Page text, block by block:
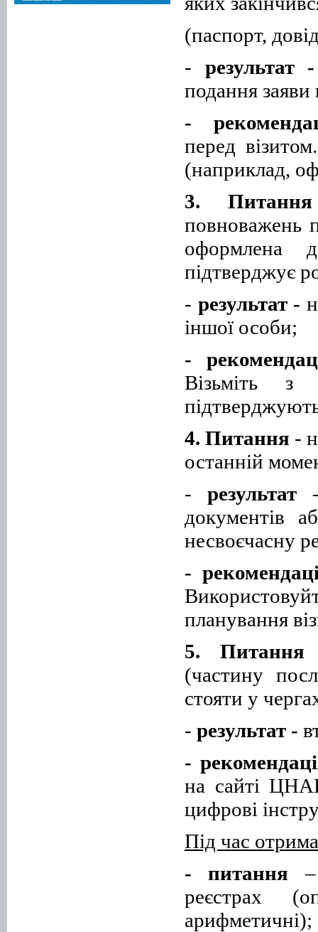
(паспорт,
- результат-
подання заяви
-
перед
(наприклад,
3. Питання
повноважень
оформлена
підтверджує
- результат- н
іншої особи;
-
Візьміть з
4. Питання - н
останній
-результат
документів
несвоєчасну
-
планування
5. Питання
(частину
стояти у
- результат -
-
на сайті
цифрові
Під час
- питання
реєстрах
(
арифметичні);